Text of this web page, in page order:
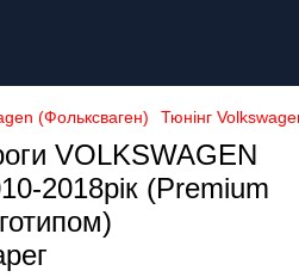
(Фольксваген) Тюнінг
VOLKSWAGEN
2018рік (Premium